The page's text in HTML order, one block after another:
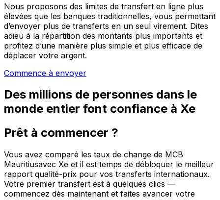
Nous proposons des limites de transfert en ligne plus
élevées que les banques traditionnelles, vous permettant
d’envoyer plus de transferts en un seul virement. Dites
adieu à la répartition des montants plus importants et
profitez d’une manière plus simple et plus efficace de
déplacer votre argent.
Commence à envoyer
Des millions de personnes dans le
monde entier font confiance à Xe
Prêt à commencer ?
Vous avez comparé les taux de change de MCB
Mauritiusavec Xe et il est temps de débloquer le meilleur
rapport qualité-prix pour vos transferts internationaux.
Votre premier transfert est à quelques clics —
commencez dès maintenant et faites avancer votre